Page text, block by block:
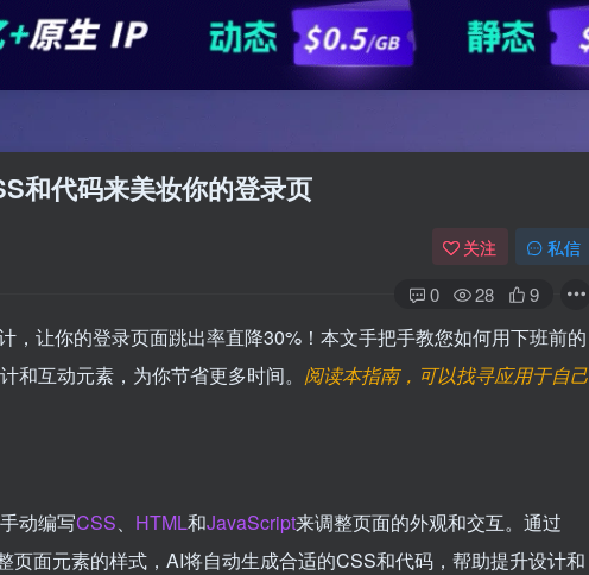
和代码来美妆你的登录页
关注 私信
0 28 9
，让你的登录页面跳出率直降30%！本文手把手教您如何用下班前的
互动元素，为你节省更多时间。 阅读本指南，可以找寻应用于自己
动编写CSS、 HTML和JavaScript来调整页面的外观和交互。通过
页面元素的样式，AI将自动生成合适的CSS和代码，帮助提升设计和